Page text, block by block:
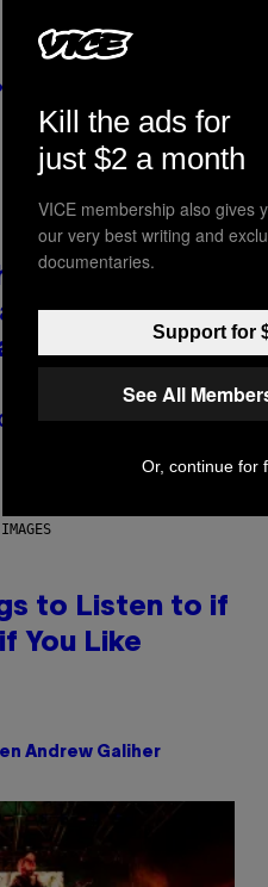
Expensive
and a
Thoughts
to Listen to if
You Like
Andrew Galiher
Kill the ads for
just $2 a month
VICE membership also gives
our very best writing and
documentaries.
Support for
See All
Or, continue for